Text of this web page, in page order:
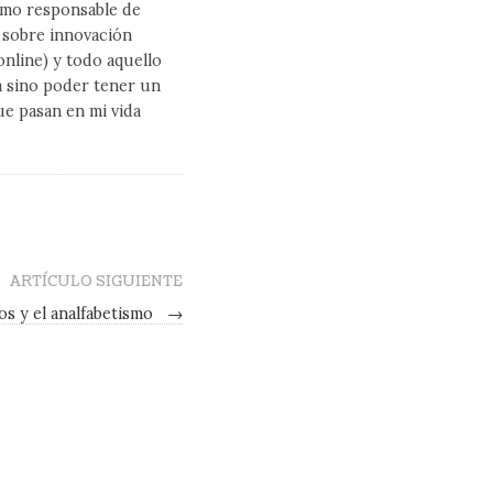
responsable de
innovación
y todo aquello
sino poder tener un
pasan en mi vida
ARTÍCULO SIGUIENTE
y el analfabetismo
→